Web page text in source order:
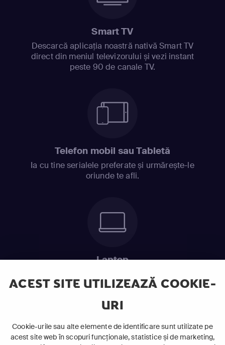
ACEST SITE UTILIZEAZĂ COOKIE-
URI
Cookie-urile sau alte elemente de identificare sunt utilizate pe
acest site web în scopuri funcționale, statistice și de marketing,
Smart TV
Descarcă aplicația noastră nativă Smart TV
direct din meniul televizorului și vezi instant
peste 90 de canale TV.
Telefon mobil sau Tabletă
Ia cu tine serialele preferate și urmărește-le
oriunde te afli.
Laptop
ABONEAZĂ-TE ACUM
Cerințe de sistem